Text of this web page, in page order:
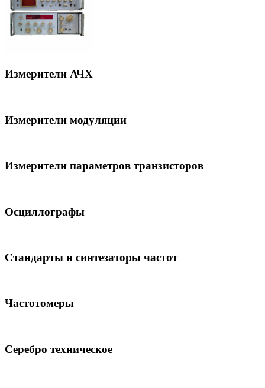
Измерители АЧХ
Измерители модуляции
Измерители параметров транзисторов
Осциллографы
Стандарты и синтезаторы частот
Частотомеры
Серебро техническое